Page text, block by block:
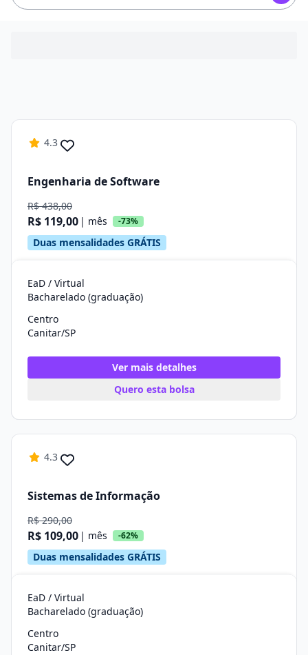
4.3
Engenharia de Software
R$ 438,00
R$ 119,00 | mês -73%
Duas mensalidades GRÁTIS
EaD / Virtual
Bacharelado (graduação)
Centro
Canitar/SP
Ver mais detalhes
Quero esta bolsa
4.3
Sistemas de Informação
R$ 290,00
R$ 109,00 | mês -62%
Duas mensalidades GRÁTIS
EaD / Virtual
Bacharelado (graduação)
Centro
Canitar/SP